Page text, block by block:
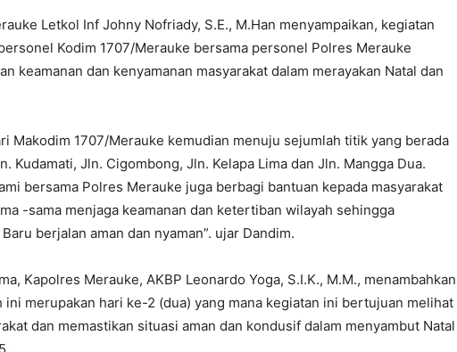
Letkol Inf Johny Nofriady, S.E., M.Han menyampaikan, kegiatan
Kodim 1707/Merauke bersama personel Polres Merauke
keamanan dan kenyamanan masyarakat dalam merayakan Natal dan
Makodim 1707/Merauke kemudian menuju sejumlah titik yang berada
Kudamati, Jln. Cigombong, Jln. Kelapa Lima dan Jln. Mangga Dua.
bersama Polres Merauke juga berbagi bantuan kepada masyarakat
-sama menjaga keamanan dan ketertiban wilayah sehingga
berjalan aman dan nyaman”. ujar Dandim.
Kapolres Merauke, AKBP Leonardo Yoga, S.I.K., M.M., menambahkan
ini merupakan hari ke-2 (dua) yang mana kegiatan ini bertujuan melihat
dan memastikan situasi aman dan kondusif dalam menyambut Natal